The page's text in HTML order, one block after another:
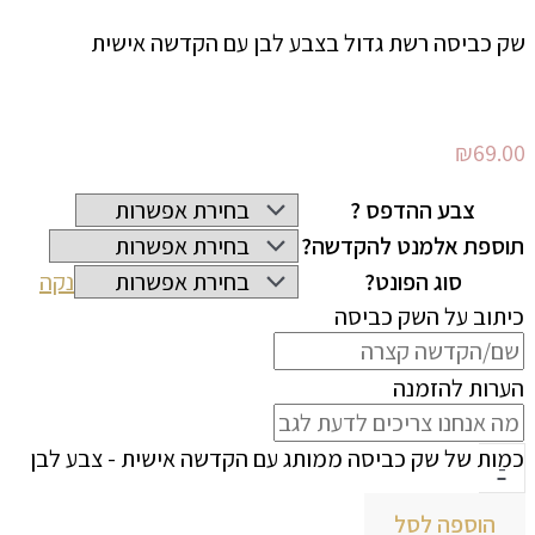
שק כביסה רשת גדול בצבע לבן עם הקדשה אישית
₪69.00
צבע ההדפס ?
תוספת אלמנט להקדשה?
סוג הפונט?
נקה
כיתוב על השק כביסה
הערות להזמנה
-
כמות של שק כביסה ממותג עם הקדשה אישית - צבע לבן
הוספה לסל